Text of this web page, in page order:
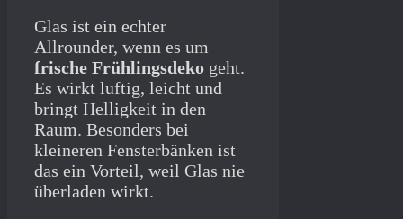
Glas ist ein echter
Allrounder, wenn es um
frische Frühlingsdeko geht.
Es wirkt luftig, leicht und
bringt Helligkeit in den
Raum. Besonders bei
kleineren Fensterbänken ist
das ein Vorteil, weil Glas nie
überladen wirkt.